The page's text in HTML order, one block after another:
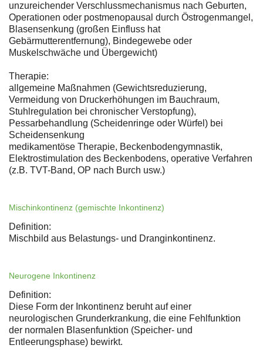
unzureichender Verschlussmechanismus nach Geburten,
Operationen oder postmenopausal durch Östrogenmangel,
Blasensenkung (großen Einfluss hat
Gebärmutterentfernung), Bindegewebe oder
Muskelschwäche und Übergewicht)
Therapie:
allgemeine Maßnahmen (Gewichtsreduzierung,
Vermeidung von Druckerhöhungen im Bauchraum,
Stuhlregulation bei chronischer Verstopfung),
Pessarbehandlung (Scheidenringe oder Würfel) bei
Scheidensenkung
medikamentöse Therapie, Beckenbodengymnastik,
Elektrostimulation des Beckenbodens, operative Verfahren
(z.B. TVT-Band, OP nach Burch usw.)
Mischinkontinenz (gemischte Inkontinenz)
Definition:
Mischbild aus Belastungs- und Dranginkontinenz.
Neurogene Inkontinenz
Definition:
Diese Form der Inkontinenz beruht auf einer
neurologischen Grunderkrankung, die eine Fehlfunktion
der normalen Blasenfunktion (Speicher- und
Entleerungsphase) bewirkt.